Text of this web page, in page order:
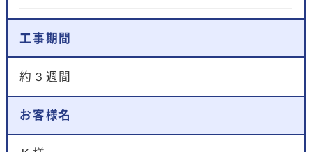
工事期間
約３週間
お客様名